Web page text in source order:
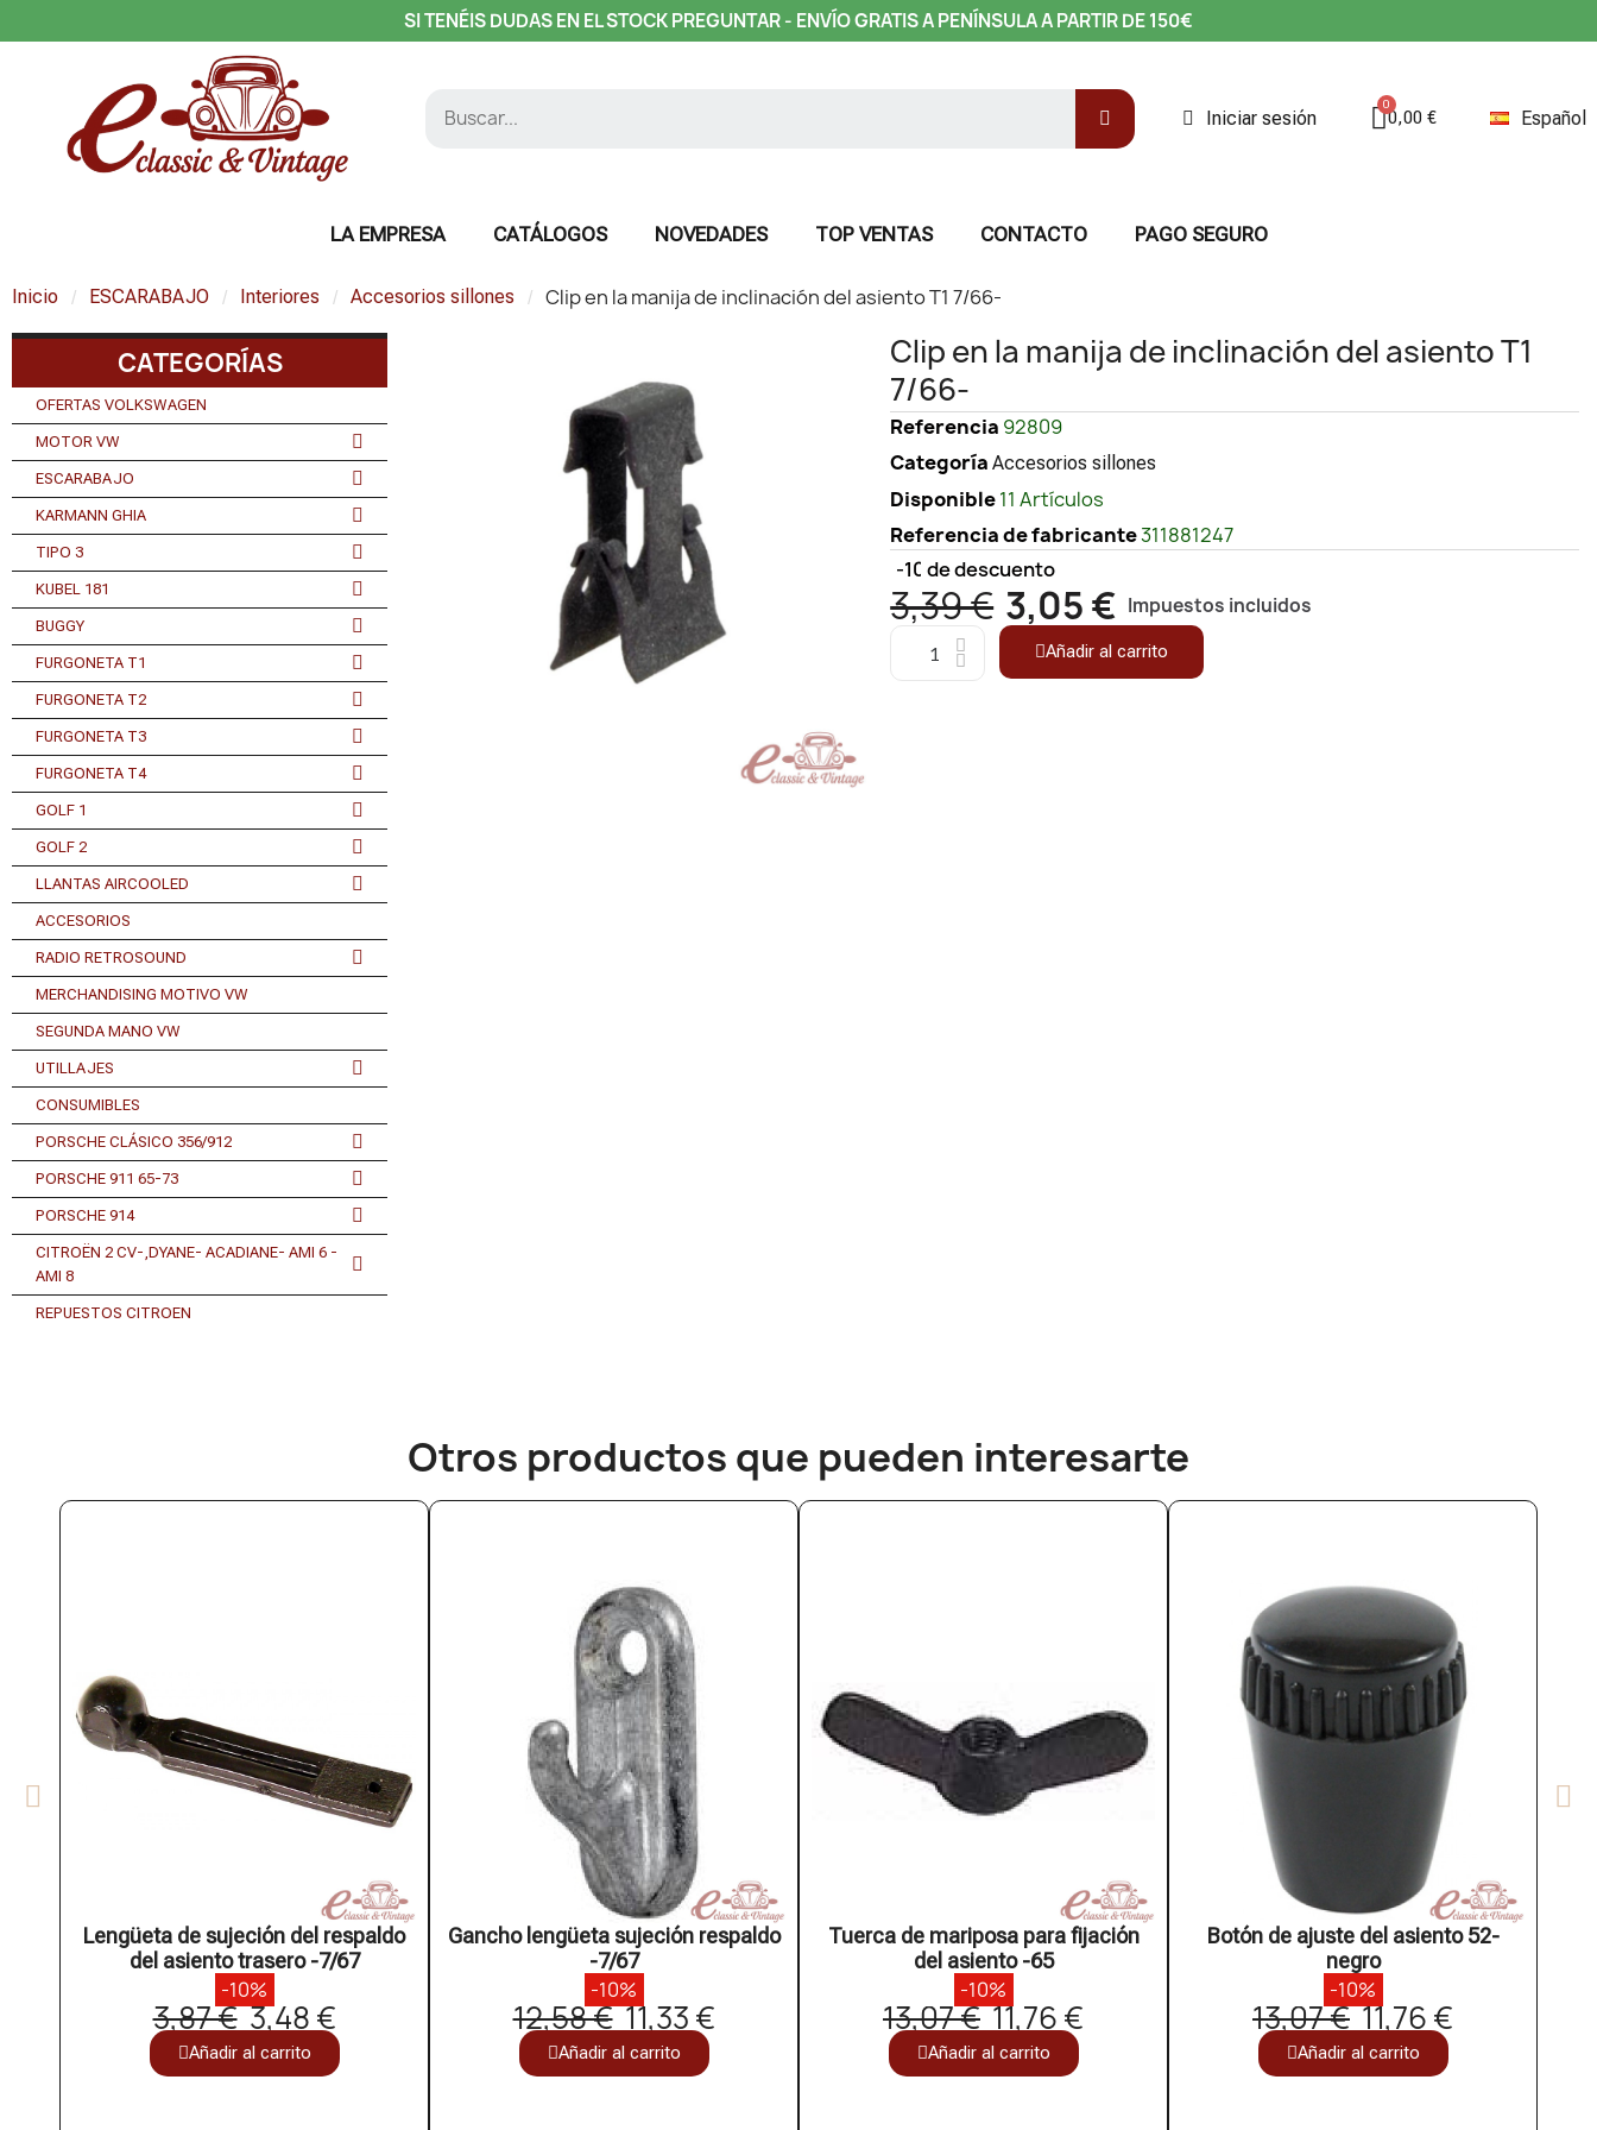
SI TENÉIS DUDAS EN EL STOCK PREGUNTAR - ENVÍO GRATIS A PENÍNSULA A PARTIR DE 150€
Iniciar sesión 0,00 € Español
LA EMPRESA CATÁLOGOS NOVEDADES TOP VENTAS CONTACTO PAGO SEGURO
Inicio ESCARABAJO Interiores Accesorios sillones Clip en la manija de inclinación del asiento T1 7/66-
CATEGORÍAS
OFERTAS VOLKSWAGEN
MOTOR VW
ESCARABAJO
KARMANN GHIA
TIPO 3
KUBEL 181
BUGGY
FURGONETA T1
FURGONETA T2
FURGONETA T3
FURGONETA T4
GOLF 1
GOLF 2
LLANTAS AIRCOOLED
ACCESORIOS
RADIO RETROSOUND
MERCHANDISING MOTIVO VW
SEGUNDA MANO VW
UTILLAJES
CONSUMIBLES
PORSCHE CLÁSICO 356/912
PORSCHE 911 65-73
PORSCHE 914
CITROËN 2 CV-,DYANE- ACADIANE- AMI 6 -
AMI 8
REPUESTOS CITROEN
Clip en la manija de inclinación del asiento T1
7/66-
Referencia 92809
Categoría Accesorios sillones
Disponible11 Artículos
Referencia de fabricante311881247
-10%de descuento
3,39 € 3,05 € Impuestos incluidos
Añadir al carrito
Otros productos que pueden interesarte​
Lengüeta de sujeción del respaldo
del asiento trasero -7/67
-10%
3,87 € 3,48 €
Añadir al carrito
Gancho lengüeta sujeción respaldo
-7/67
-10%
12,58 € 11,33 €
Añadir al carrito
Tuerca de mariposa para fijación
del asiento -65
-10%
13,07 € 11,76 €
Añadir al carrito
Botón de ajuste del asiento 52-
negro
-10%
13,07 € 11,76 €
Añadir al carrito